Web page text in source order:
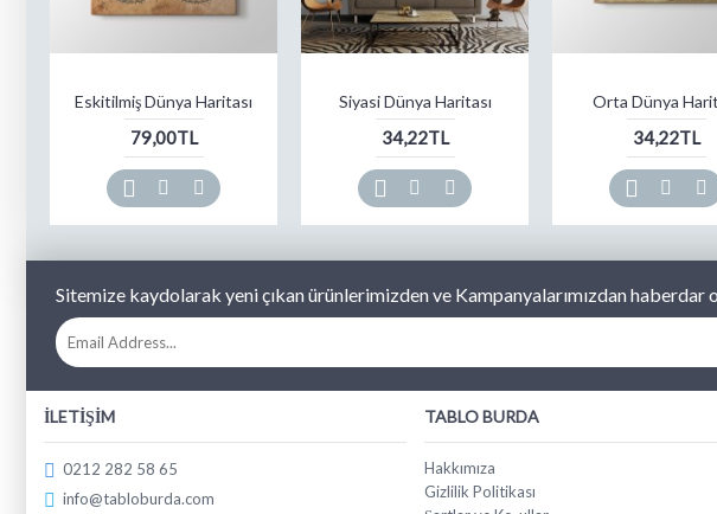
Eskitilmiş Dünya Haritası
79,00TL
Siyasi Dünya Haritası
34,22TL
Orta Dünya
34,22TL
Sitemize kaydolarak yeni çıkan ürünlerimizden ve Kampanyalarımızdan haberdar
İLETIŞIM
0212 282 58 65
info@tabloburda.com
TABLO BURDA
Hakkımıza
Gizlilik Politikası